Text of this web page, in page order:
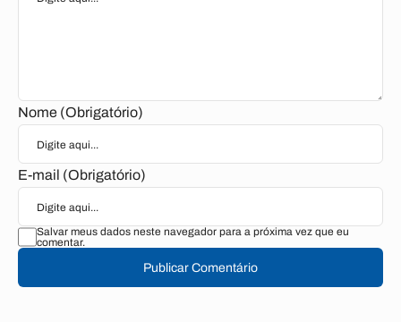
Nome (Obrigatório)
E-mail (Obrigatório)
Salvar meus dados neste navegador para a próxima vez que eu
comentar.
Publicar Comentário